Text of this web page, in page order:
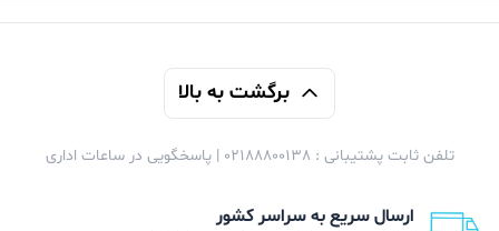
برگشت به بالا
تلفن ثابت پشتیبانی : 02188800138 | پاسخگویی در ساعات اداری
ارسال سریع به سراسر کشور